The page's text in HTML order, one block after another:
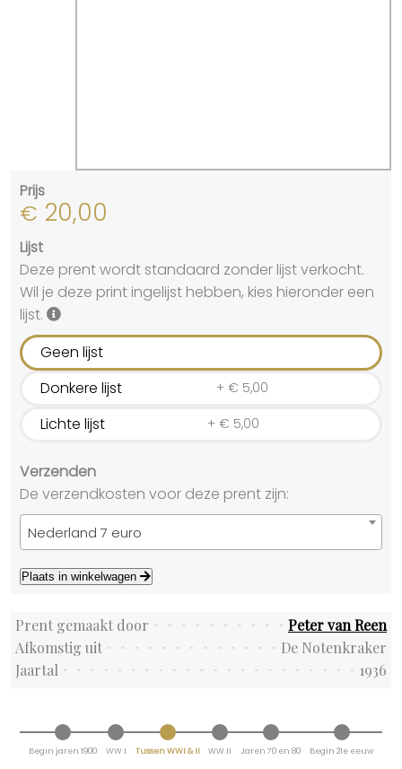
Prijs
€ 20,00
Lijst
Deze prent wordt standaard zonder lijst verkocht.
Wil je deze print ingelijst hebben, kies hieronder een
lijst.
Geen lijst
Donkere lijst
+ € 5,00
Lichte lijst + € 5,00
Verzenden
De verzendkosten voor deze prent zijn:
Nederland 7 euro
Plaats in winkelwagen
Prent gemaakt door
Peter van Reen
Afkomstig uit
De Notenkraker
Jaartal
1936
Begin jaren 1900 WW I Tussen WWI & II WW II Jaren 70 en 80 Begin 21e eeuw